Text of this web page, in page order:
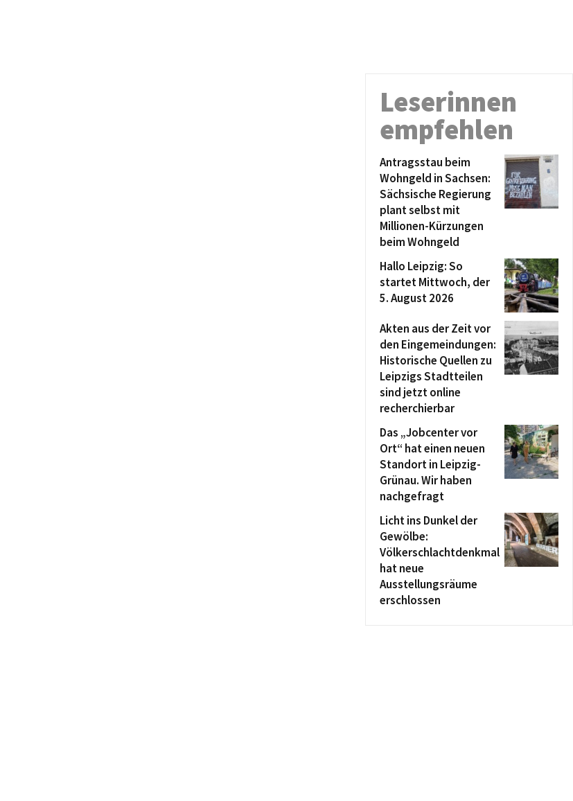
Leserinnen
empfehlen
Antragsstau beim
Wohngeld in Sachsen:
Sächsische Regierung
plant selbst mit
Millionen-Kürzungen
beim Wohngeld
Hallo Leipzig: So
startet Mittwoch, der
5. August 2026
Akten aus der Zeit vor
den Eingemeindungen:
Historische Quellen zu
Leipzigs Stadtteilen
sind jetzt online
recherchierbar
Das „Jobcenter vor
Ort“ hat einen neuen
Standort in Leipzig-
Grünau. Wir haben
nachgefragt
Licht ins Dunkel der
Gewölbe:
Völkerschlachtdenkmal
hat neue
Ausstellungsräume
erschlossen